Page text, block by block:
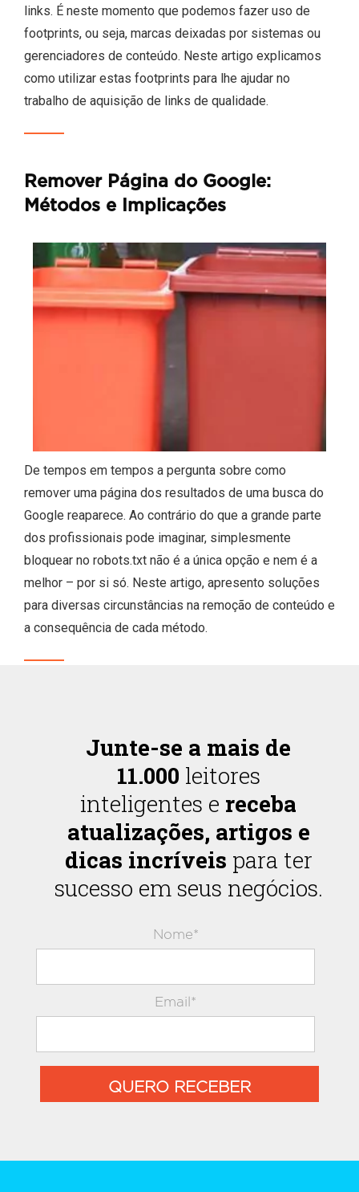
links. É neste momento que podemos fazer uso de
footprints, ou seja, marcas deixadas por sistemas ou
gerenciadores de conteúdo. Neste artigo explicamos
como utilizar estas footprints para lhe ajudar no
trabalho de aquisição de links de qualidade.
Remover Página do Google:
Métodos e Implicações
De tempos em tempos a pergunta sobre como
remover uma página dos resultados de uma busca do
Google reaparece. Ao contrário do que a grande parte
dos profissionais pode imaginar, simplesmente
bloquear no robots.txt não é a única opção e nem é a
melhor – por si só. Neste artigo, apresento soluções
para diversas circunstâncias na remoção de conteúdo e
a consequência de cada método.
Junte-se a mais de
11.000 leitores
inteligentes e receba
atualizações, artigos e
dicas incríveis para ter
sucesso em seus negócios.
Nome*
Email*
QUERO RECEBER